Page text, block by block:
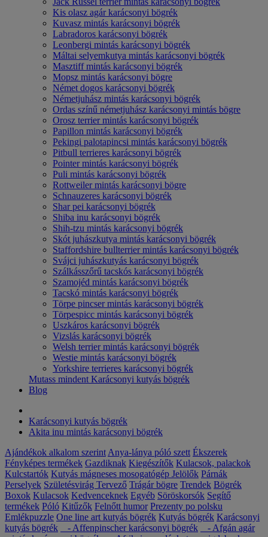
Kis olasz agár karácsonyi bögrék
Kuvasz mintás karácsonyi bögrék
Labradoros karácsonyi bögrék
Leonbergi mintás karácsonyi bögrék
Máltai selyemkutya mintás karácsonyi bögrék
Masztiff mintás karácsonyi bögrék
Mopsz mintás karácsonyi bögre
Német dogos karácsonyi bögrék
Németjuhász mintás karácsonyi bögrék
Ordas színű németjuhász karácsonyi mintás bögre
Orosz terrier mintás karácsonyi bögrék
Papillon mintás karácsonyi bögrék
Pekingi palotapincsi mintás karácsonyi bögrék
Pitbull terrieres karácsonyi bögrék
Pointer mintás karácsonyi bögrék
Puli mintás karácsonyi bögrék
Rottweiler mintás karácsonyi bögre
Schnauzeres karácsonyi bögrék
Shar pei karácsonyi bögrék
Shiba inu karácsonyi bögrék
Shih-tzu mintás karácsonyi bögrék
Skót juhászkutya mintás karácsonyi bögrék
Staffordshire bullterrier mintás karácsonyi bögrék
Svájci juhászkutyás karácsonyi bögrék
Szálkásszőrű tacskós karácsonyi bögrék
Szamojéd mintás karácsonyi bögrék
Tacskó mintás karácsonyi bögrék
Törpe pincser mintás karácsonyi bögrék
Törpespicc mintás karácsonyi bögrék
Uszkáros karácsonyi bögrék
Vizslás karácsonyi bögrék
Welsh terrier mintás karácsonyi bögrék
Westie mintás karácsonyi bögrék
Yorkshire terrieres karácsonyi bögrék
Mutass mindent Karácsonyi kutyás bögrék
Blog
Karácsonyi kutyás bögrék
Akita inu mintás karácsonyi bögrék
Ajándékok alkalom szerint Anya-lánya póló szett Ékszerek
Fényképes termékek Gazdiknak Kiegészítők Kulacsok, palackok
Kulcstartók Kutyás mágneses mosogatógép Jelölők Párnák
Perselyek Születésvirág Tervező Trágár bögre Trendek Bögrék
Boxok Kulacsok Kedvenceknek Egyéb Söröskorsók Segítő
termékek Póló Kitűzők Felnőtt humor Prezenty po polsku
Emlékpuzzle One line art kutyás bögrék Kutyás bögrék Karácsonyi
kutyás bögrék
- Affenpinscher karácsonyi bögrék
- Afgán agár